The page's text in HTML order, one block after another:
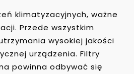
klimatyzacyjnych, ważne
Przede wszystkim
wysokiej jakości
urządzenia. Filtry
powinna odbywać się